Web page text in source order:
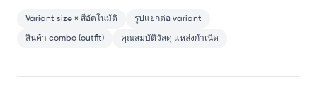
Variant size × สีอัตโนมัติ รูปแยกต่อ variant
สินค้า combo (outfit) คุณสมบัติวัสดุ แหล่งกำเนิด